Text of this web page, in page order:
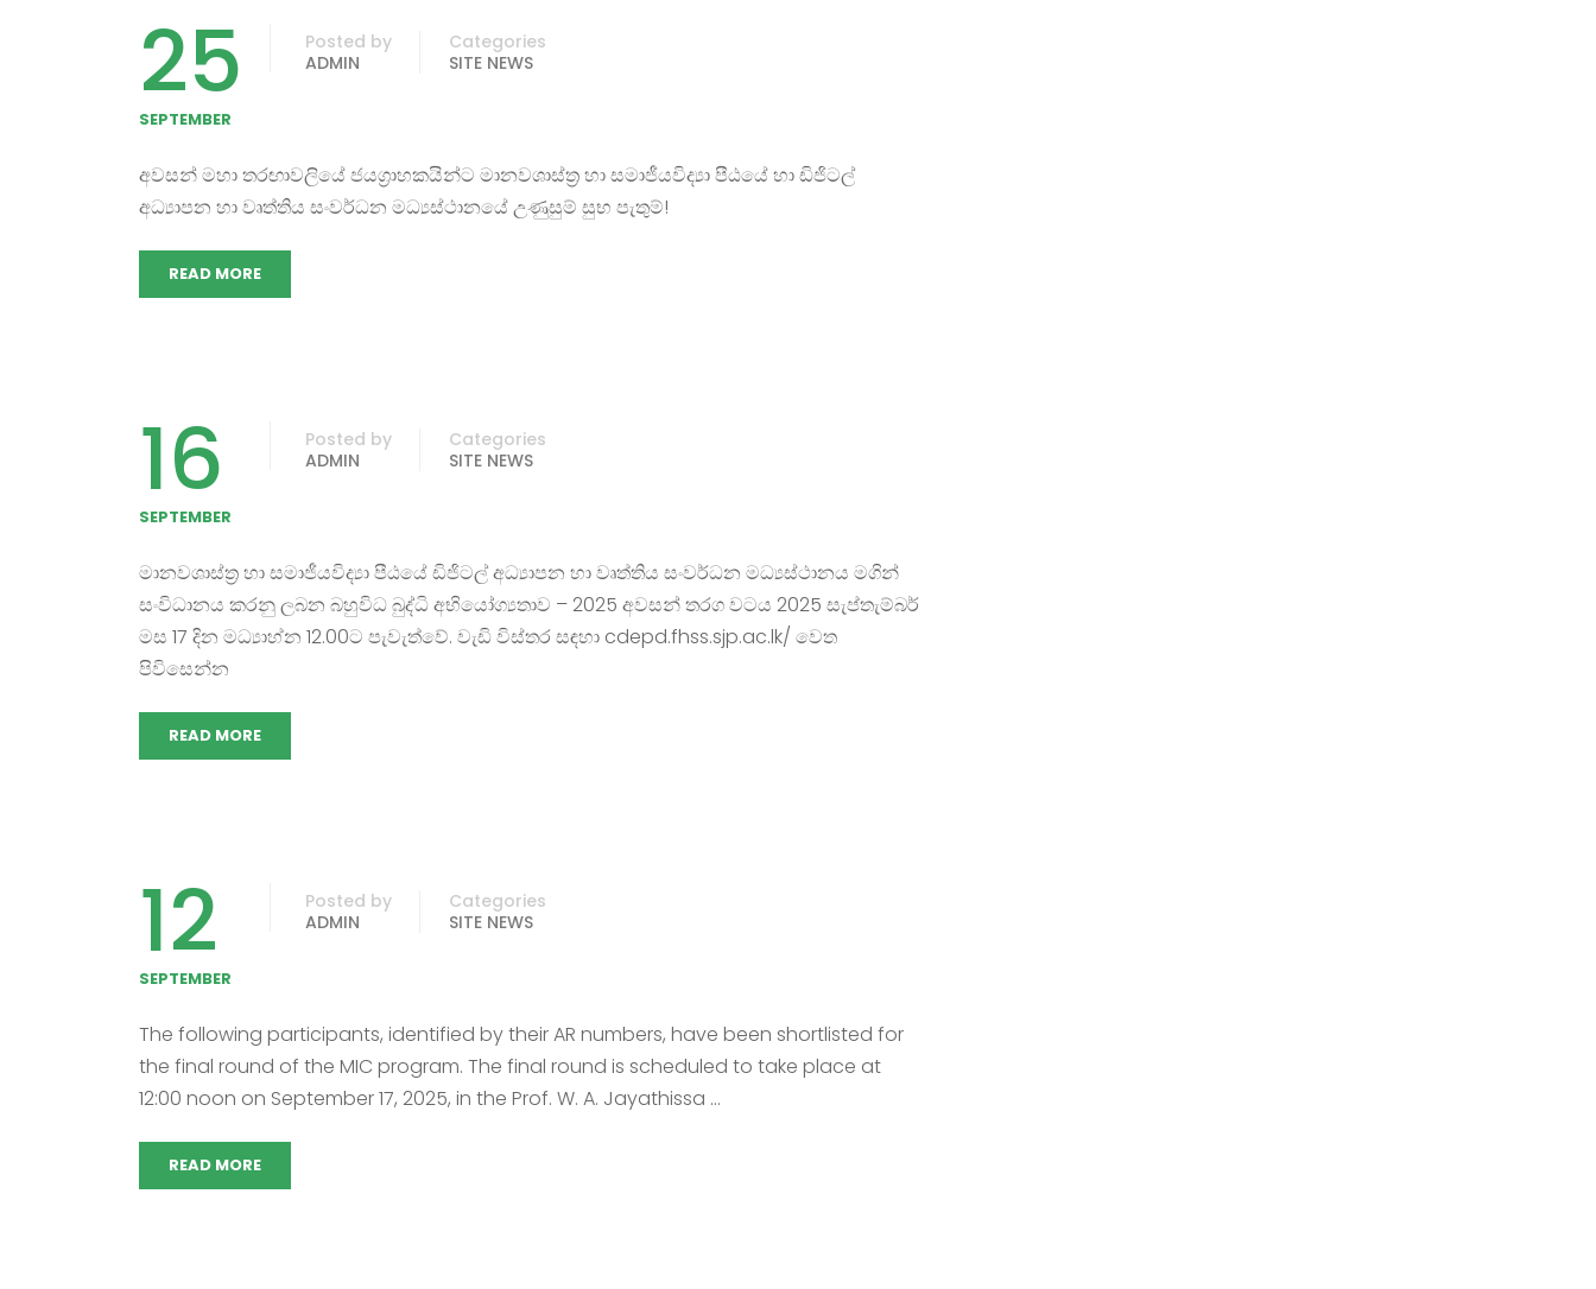
25
SEPTEMBER
Posted by
ADMIN
Categories
SITE NEWS
අවසන් මහා තරඟාවලියේ ජයග්‍රාහකයින්ට මානවශාස්ත්‍ර හා සමාජීයවිද්‍යා පීඨයේ හා ඩිජිටල්
අධ්‍යාපන හා වෘත්තිය සංවර්ධන මධ්‍යස්ථානයේ උණුසුම් සුභ පැතුම්!
READ MORE
16
SEPTEMBER
Posted by
ADMIN
Categories
SITE NEWS
මානවශාස්ත්‍ර හා සමාජීයවිද්‍යා පීඨයේ ඩිජිටල් අධ්‍යාපන හා වෘත්තිය සංවර්ධන මධ්‍යස්ථානය මගින්
සංවිධානය කරනු ලබන බහුවිධ බුද්ධි අභියෝග්‍යතාව – 2025 අවසන් තරග වටය 2025 සැප්තැම්බර්
මස 17 දින මධ්‍යාහ්න 12.00ට පැවැත්වේ. වැඩි විස්තර සඳහා cdepd.fhss.sjp.ac.lk/ වෙත
පිවිසෙන්න
READ MORE
12
SEPTEMBER
Posted by
ADMIN
Categories
SITE NEWS
The following participants, identified by their AR numbers, have been shortlisted for
the final round of the MIC program. The final round is scheduled to take place at
12:00 noon on September 17, 2025, in the Prof. W. A. Jayathissa …
READ MORE